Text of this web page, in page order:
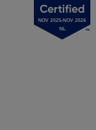
NOV 2025-NOV 2026
NL